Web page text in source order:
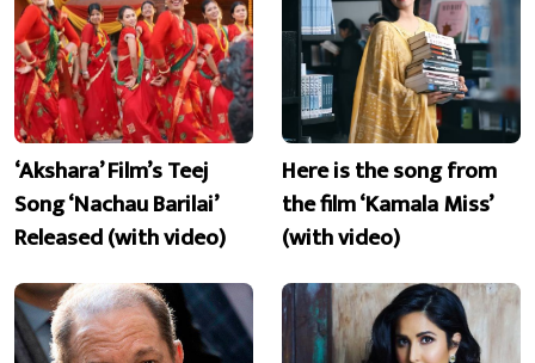
‘Akshara’ Film’s Teej
Song ‘Nachau Barilai’
Released (with video)
Here is the song from
the film ‘Kamala Miss’
(with video)